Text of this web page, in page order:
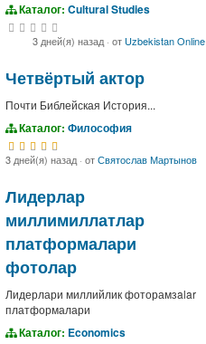
Каталог: Cultural Studies
3 дней(я) назад· от Uzbekistan Online
Четвёртый актор
Почти Библейская История...
Каталог: Философия
3 дней(я) назад· отСвятослав Мартынов
Лидерлар
миллимиллатлар
платформалари
фотолар
Лидерлари миллийлик фоторамзalar
платформалари
Каталог: Economics